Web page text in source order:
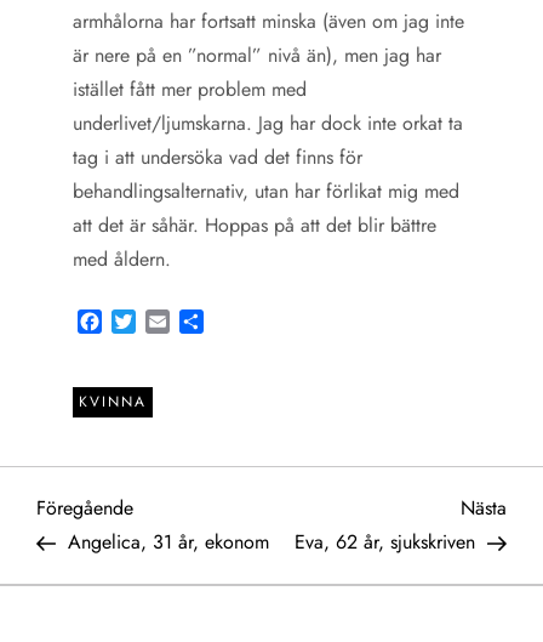
armhålorna har fortsatt minska (även om jag inte
är nere på en ”normal” nivå än), men jag har
istället fått mer problem med
underlivet/ljumskarna. Jag har dock inte orkat ta
tag i att undersöka vad det finns för
behandlingsalternativ, utan har förlikat mig med
att det är såhär. Hoppas på att det blir bättre
med åldern.
Facebook
TwitterEmail
KVINNA
I
n
Föregående
inlägg
Föregående
Angelica, 31 år, ekonom
Nästa
Eva, 62 år, sjukskriven